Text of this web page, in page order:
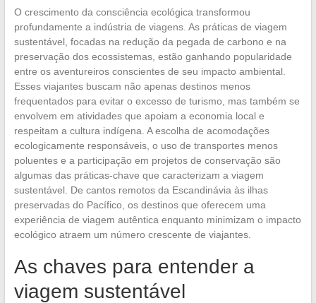
O crescimento da consciência ecológica transformou
profundamente a indústria de viagens. As práticas de viagem
sustentável, focadas na redução da pegada de carbono e na
preservação dos ecossistemas, estão ganhando popularidade
entre os aventureiros conscientes de seu impacto ambiental.
Esses viajantes buscam não apenas destinos menos
frequentados para evitar o excesso de turismo, mas também se
envolvem em atividades que apoiam a economia local e
respeitam a cultura indígena. A escolha de acomodações
ecologicamente responsáveis, o uso de transportes menos
poluentes e a participação em projetos de conservação são
algumas das práticas-chave que caracterizam a viagem
sustentável. De cantos remotos da Escandinávia às ilhas
preservadas do Pacífico, os destinos que oferecem uma
experiência de viagem autêntica enquanto minimizam o impacto
ecológico atraem um número crescente de viajantes.
As chaves para entender a
viagem sustentável